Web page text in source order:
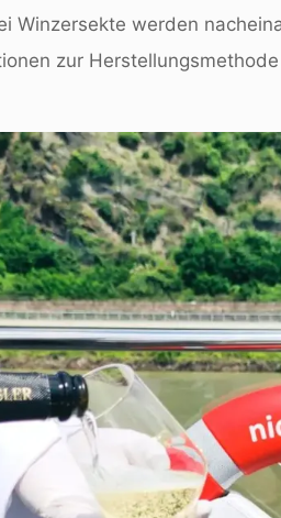
Winzersekte werden
zur